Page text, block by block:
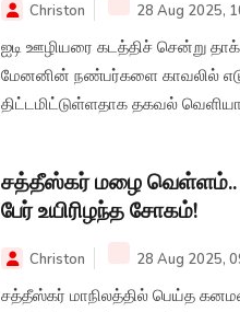
Christon 28 Aug 2025,
ஐடி ஊழியரை கடத்திச் சென்று
மேனனின் நண்பர்களை காவலில்
திட்டமிட்டுள்ளதாக தகவல்
சத்தீஸ்கர் மழை வெள்ளம்..
பேர் உயிரிழந்த சோகம்!
Christon 28 Aug 2025,
சத்தீஸ்கர் மாநிலத்தில் பெய்த